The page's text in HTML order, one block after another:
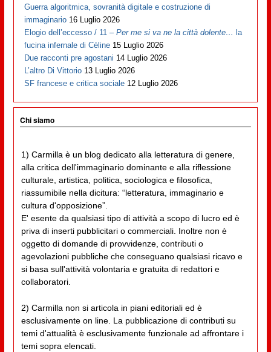
Guerra algoritmica, sovranità digitale e costruzione di
immaginario 16 Luglio 2026
Elogio dell’eccesso / 11 –Per me si va ne la città dolente… la
fucina infernale di Cèline 15 Luglio 2026
Due racconti pre agostani 14 Luglio 2026
L’altro Di Vittorio 13 Luglio 2026
SF francese e critica sociale 12 Luglio 2026
Chi siamo
1) Carmilla è un blog dedicato alla letteratura di genere,
alla critica dell'immaginario dominante e alla riflessione
culturale, artistica, politica, sociologica e filosofica,
riassumibile nella dicitura: “letteratura, immaginario e
cultura d'opposizione”.
E' esente da qualsiasi tipo di attività a scopo di lucro ed è
priva di inserti pubblicitari o commerciali. Inoltre non è
oggetto di domande di provvidenze, contributi o
agevolazioni pubbliche che conseguano qualsiasi ricavo e
si basa sull'attività volontaria e gratuita di redattori e
collaboratori.
2) Carmilla non si articola in piani editoriali ed è
esclusivamente on line. La pubblicazione di contributi su
temi d'attualità è esclusivamente funzionale ad affrontare i
temi sopra elencati.